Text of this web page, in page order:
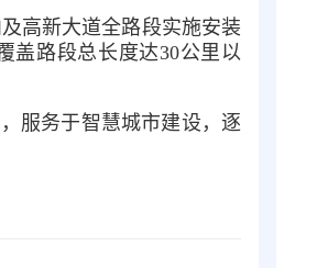
高新大道全路段实施安装
盖路段总长度达30公里以
服务于智慧城市建设，逐